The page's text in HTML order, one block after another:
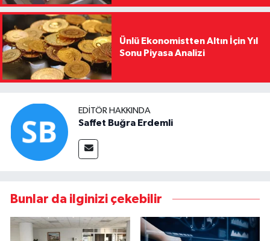
Ünlü Ekonomistten Altın İçin Yıl
Sonu Piyasa Analizi
EDITÖR HAKKINDA
Saffet Buğra Erdemli
Bunlar da ilginizi çekebilir